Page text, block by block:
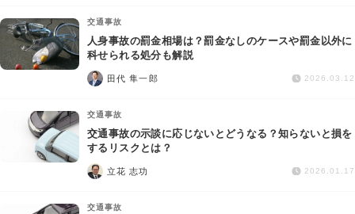
債務整理
交通事故
AI Search Premium
掲載をご検討の弁護士の方へ
交通事故
人身事故の罰金相場は？罰金なしのケースや罰金以外に
科せられる処分も解説
田代 隼一郎 2026.03.12
交通事故
交通事故の示談に応じないとどうなる？知らないと損を
するリスクとは？
立花 志功 2026.01.17
交通事故